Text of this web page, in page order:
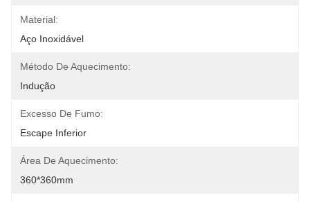
Material:
Aço Inoxidável
Método De Aquecimento:
Indução
Excesso De Fumo:
Escape Inferior
Área De Aquecimento:
360*360mm